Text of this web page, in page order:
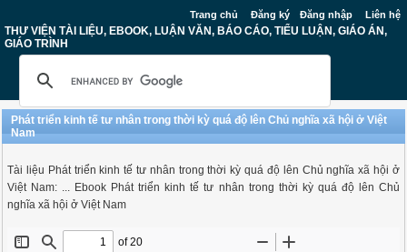
Trang chủ Đăng ký Đăng nhập Liên hệ
THƯ VIỆN TÀI LIỆU, EBOOK, LUẬN VĂN, BÁO CÁO, TIỂU LUẬN, GIÁO ÁN,
GIÁO TRÌNH
Phát triển kinh tế tư nhân trong thời kỳ quá độ lên Chủ nghĩa xã hội ở Việt
Nam
Tài liệu Phát triển kinh tế tư nhân trong thời kỳ quá độ lên Chủ nghĩa xã hội ở
Việt Nam: ... Ebook Phát triển kinh tế tư nhân trong thời kỳ quá độ lên Chủ
nghĩa xã hội ở Việt Nam